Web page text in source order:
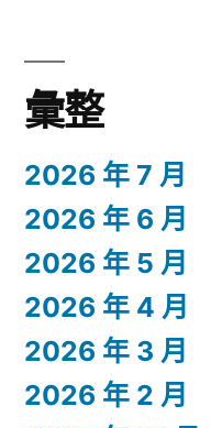
彙整
2026 年 7 月
2026 年 6 月
2026 年 5 月
2026 年 4 月
2026 年 3 月
2026 年 2 月